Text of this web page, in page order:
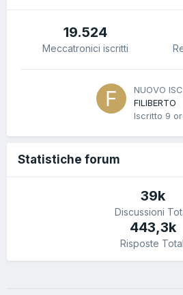
19.524
Meccatronici iscritti
NUOVO
FILIBERTO
Iscritto 9
Statistiche forum
39k
Discussioni
443,3k
Risposte